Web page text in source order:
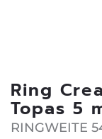
Ring
Topas 5
RINGWEITE